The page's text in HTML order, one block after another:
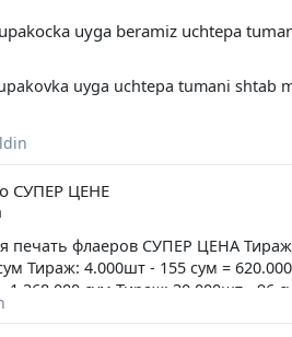
uyga beramiz uchtepa
uyga uchtepa tumani shtab
СУПЕР ЦЕНЕ
печать флаеров СУПЕР ЦЕНА
Тираж: 4.000шт - 155 сум =
1.368.000 сум Тираж: 30.000шт - 96
150.000 сум (после